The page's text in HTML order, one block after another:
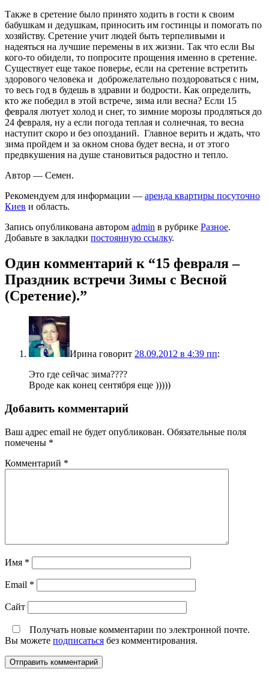
Также в сретение было принято ходить в гости к своим
бабушкам и дедушкам, приносить им гостинцы и помогать по
хозяйству. Сретение учит людей быть терпеливыми и
надеяться на лучшие перемены в их жизни. Так что если Вы
кого-то обидели, то попросите прощения именно в сретение.
Существует еще такое поверье, если на сретение встретить
здорового человека и доброжелательно поздороваться с ним,
то весь год в будешь в здравии и бодрости. Как определить,
кто же победил в этой встрече, зима или весна? Если 15
февраля лютует холод и снег, то зимние морозы продляться до
24 февраля, ну а если погода теплая и солнечная, то весна
наступит скоро и без опозданий. Главное верить и ждать, что
зима пройдем и за окном снова будет весна, и от этого
предвкушения на душе становиться радостно и тепло.
Автор — Семен.
Рекомендуем для информации — аренда квартиры посуточно
Киев и область.
Запись опубликована автором admin в рубрике Разное.
Добавьте в закладки постоянную ссылку.
Один комментарий к “15 февраля –
Праздник встречи Зимы с Весной
(Сретение).”
Ирина говорит 28.09.2012 в 4:39 пп:
Это где сейчас зима????
Вроде как конец сентября еще )))))
Добавить комментарий
Ваш адрес email не будет опубликован. Обязательные поля
помечены *
Комментарий *
Имя *
Email *
Сайт
Получать новые комментарии по электронной почте.
Вы можете подписаться без комментирования.